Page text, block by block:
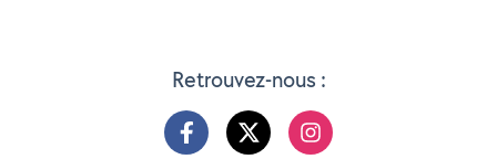
Retrouvez-nous :